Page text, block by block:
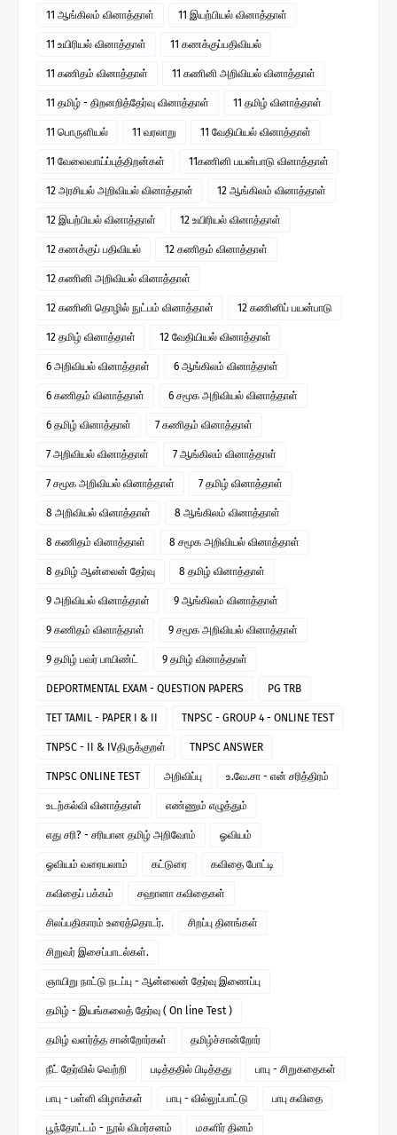
11 ஆங்கிலம் வினாத்தாள் 11 இயற்பியல் வினாத்தாள்
11 உயிரியல் வினாத்தாள் 11 கணக்குப்பதிவியல்
11 கணிதம் வினாத்தாள் 11 கணினி அறிவியல் வினாத்தாள்
11 தமிழ் - திறனறித்தேர்வு வினாத்தாள் 11 தமிழ் வினாத்தாள்
11 பொருளியல் 11 வரலாறு 11 வேதியியல் வினாத்தாள்
11 வேலைவாய்ப்புத்திறன்கள் 11கணினி பயன்பாடு வினாத்தாள்
12 அரசியல் அறிவியல் வினாத்தாள் 12 ஆங்கிலம் வினாத்தாள்
12 இயற்பியல் வினாத்தாள் 12 உயிரியல் வினாத்தாள்
12 கணக்குப் பதிவியல் 12 கணிதம் வினாத்தாள்
12 கணினி அறிவியல் வினாத்தாள்
12 கணினி தொழில் நுட்பம் வினாத்தாள் 12 கணினிப் பயன்பாடு
12 தமிழ் வினாத்தாள் 12 வேதியியல் வினாத்தாள்
6 அறிவியல் வினாத்தாள் 6 ஆங்கிலம் வினாத்தாள்
6 கணிதம் வினாத்தாள் 6 சமூக அறிவியல் வினாத்தாள்
6 தமிழ் வினாத்தாள் 7 கணிதம் வினாத்தாள்
7 அறிவியல் வினாத்தாள் 7 ஆங்கிலம் வினாத்தாள்
7 சமூக அறிவியல் வினாத்தாள் 7 தமிழ் வினாத்தாள்
8 அறிவியல் வினாத்தாள் 8 ஆங்கிலம் வினாத்தாள்
8 கணிதம் வினாத்தாள் 8 சமூக அறிவியல் வினாத்தாள்
8 தமிழ் ஆன்லைன் தேர்வு 8 தமிழ் வினாத்தாள்
9 அறிவியல் வினாத்தாள் 9 ஆங்கிலம் வினாத்தாள்
9 கணிதம் வினாத்தாள் 9 சமூக அறிவியல் வினாத்தாள்
9 தமிழ் பவர் பாயிண்ட் 9 தமிழ் வினாத்தாள்
DEPORTMENTAL EXAM - QUESTION PAPERS PG TRB
TET TAMIL - PAPER I & II TNPSC - GROUP 4 - ONLINE TEST
TNPSC - II & IVதிருக்குறள் TNPSC ANSWER
TNPSC ONLINE TEST அறிவிப்பு உ.வே.சா - என் சரித்திரம்
உடற்கல்வி வினாத்தாள் எண்ணும் எழுத்தும்
எது சரி? - சரியான தமிழ் அறிவோம் ஓவியம்
ஓவியம் வரையலாம் கட்டுரை கவிதை போட்டி
கவிதைப் பக்கம் சஹானா கவிதைகள்
சிலப்பதிகாரம் உரைத்தொடர். சிறப்பு தினங்கள்
சிறுவர் இசைப்பாடல்கள்.
ஞாயிறு நாட்டு நடப்பு - ஆன்லைன் தேர்வு இணைப்பு
தமிழ் - இயங்கலைத் தேர்வு ( On line Test )
தமிழ் வளர்த்த சான்றோர்கள் தமிழ்ச்சான்றோர்
நீட் தேர்வில் வெற்றி படித்ததில் பிடித்தது பாபு - சிறுகதைகள்
பாபு - பள்ளி விழாக்கள் பாபு - வில்லுப்பாட்டு பாபு கவிதை
பூந்தோட்டம் - நூல் விமர்சனம் மகளிர் தினம்